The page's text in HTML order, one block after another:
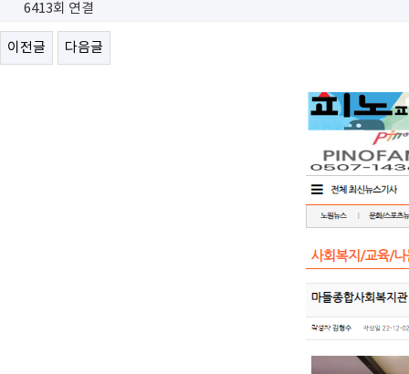
6413회 연결
이전글 다음글